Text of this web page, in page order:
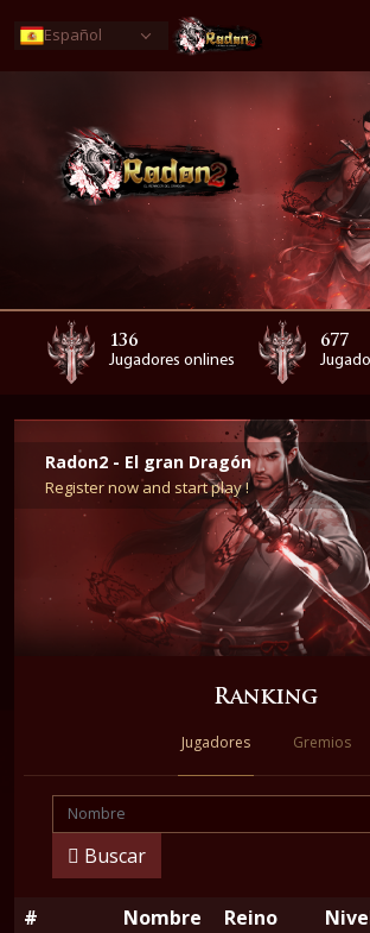
Español
136
Jugadores onlines
677
Radon2 - El gran Dragón
Register now and start play !
Ranking
Jugadores Gremios
Buscar
# Nombre Reino